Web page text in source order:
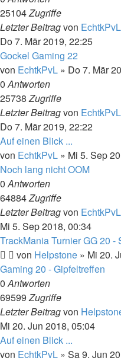
25104Zugriffe
Letzter Beitragvon EchtkPvL
Do 7. Mär 2019, 22:25
Gockel Gaming 22
von EchtkPvL » Do 7. Mär
0Antworten
25738Zugriffe
Letzter Beitragvon EchtkPvL
Do 7. Mär 2019, 22:22
Auf einen Blick ...
von EchtkPvL » Mi 5. Sep
Noch lang nicht OOM
0Antworten
64884Zugriffe
Letzter Beitragvon EchtkPvL
Mi 5. Sep 2018, 00:34
TrackMania Turnier GG 20 -
von Helpstone » Mi 20.
Gaming 20 - Gipfeltreffen
0Antworten
69599Zugriffe
Letzter Beitragvon
Mi 20. Jun 2018, 05:04
Auf einen Blick ...
von EchtkPvL » Sa 9. Jun